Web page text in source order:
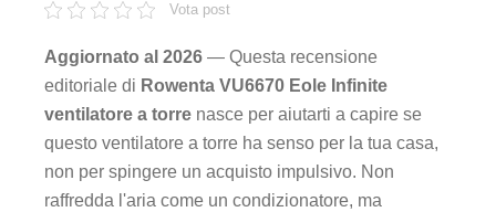
Vota post
Aggiornato al 2026 — Questa recensione
editoriale di Rowenta VU6670 Eole Infinite
ventilatore a torre nasce per aiutarti a capire se
questo ventilatore a torre ha senso per la tua casa,
non per spingere un acquisto impulsivo. Non
raffredda l'aria come un condizionatore, ma